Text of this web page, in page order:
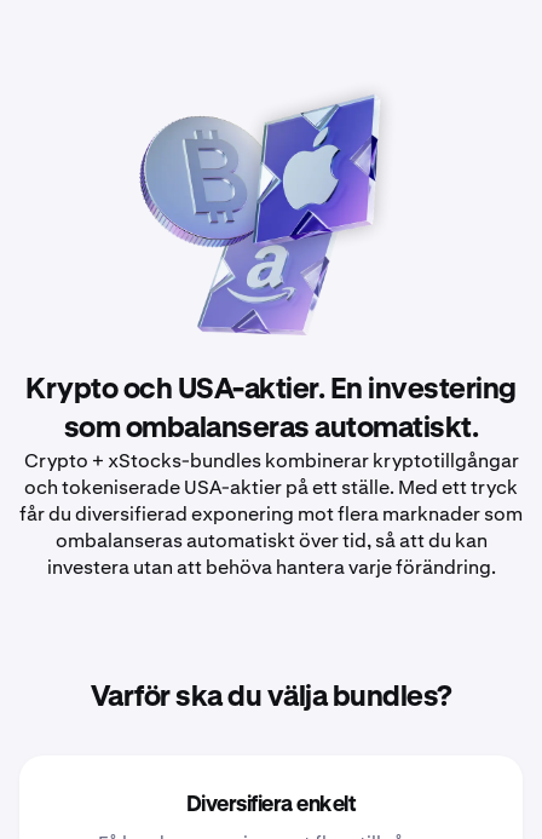
Krypto och USA-aktier. En investering
som ombalanseras automatiskt.
Crypto + xStocks-bundles kombinerar kryptotillgångar
och tokeniserade USA-aktier på ett ställe. Med ett tryck
får du diversifierad exponering mot flera marknader som
ombalanseras automatiskt över tid, så att du kan
investera utan att behöva hantera varje förändring.
Varför ska du välja bundles?
Diversifiera enkelt